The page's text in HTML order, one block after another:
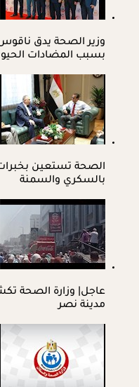
بسبب المضادات
الصحة تستعين
بالسكري والسمنة
عاجل| وزارة الصحة
مدينة نصر